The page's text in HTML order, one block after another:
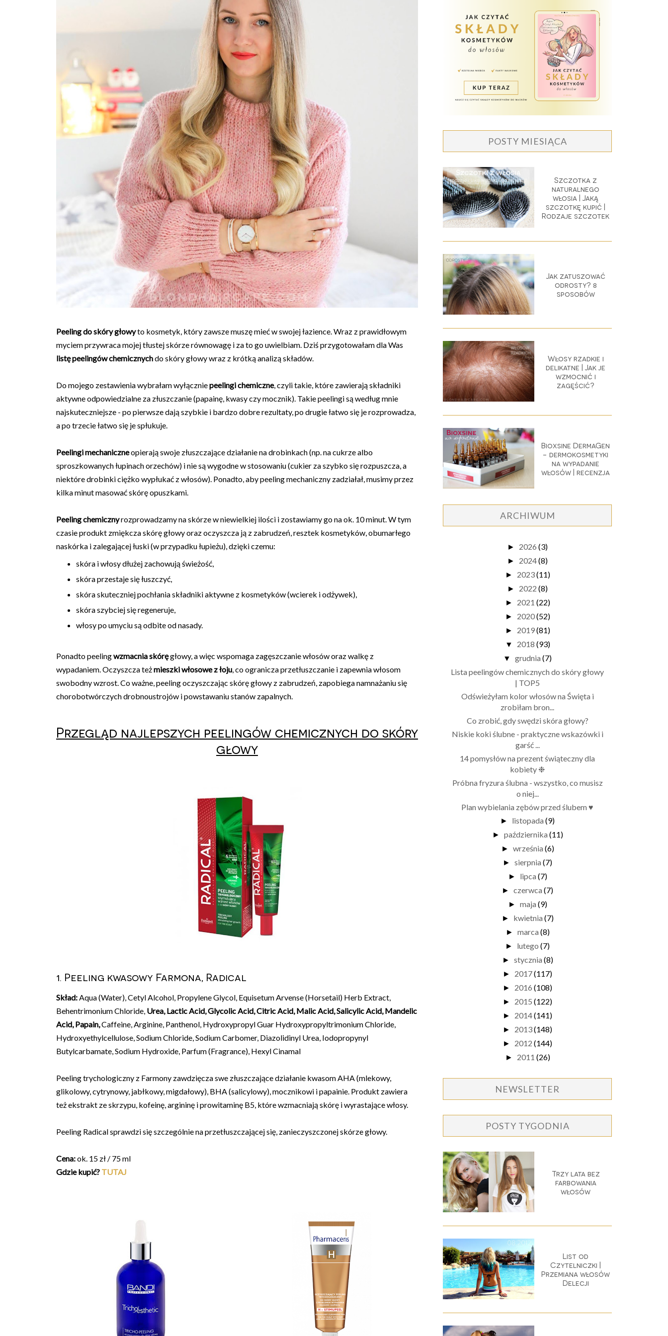
Peeling do skóry głowyto kosmetyk, który zawsze muszę mieć w swojej łazience. Wraz z prawidłowym
myciem przywraca mojej tłustej skórze równowagę i za to go uwielbiam. Dziś przygotowałam dla Was
listę peelingów chemicznychdo skóry głowy wraz z krótką analizą składów.
Do mojego zestawienia wybrałam wyłączniepeelingi chemiczne, czyli takie, które zawierają składniki
aktywne odpowiedzialne za złuszczanie (papainę, kwasy czy mocznik). Takie peelingi są według mnie
najskuteczniejsze - po pierwsze dają szybkie i bardzo dobre rezultaty, po drugie łatwo się je rozprowadza,
a po trzecie łatwo się je spłukuje.
Peelingi mechaniczneopierają swoje złuszczające działanie na drobinkach (np. na cukrze albo
sproszkowanych łupinach orzechów) i nie są wygodne w stosowaniu (cukier za szybko się rozpuszcza, a
niektóre drobinki ciężko wypłukać z włosów). Ponadto, aby peeling mechaniczny zadziałał, musimy przez
kilka minut masować skórę opuszkami.
Peeling chemicznyrozprowadzamy na skórze w niewielkiej ilości i zostawiamy go na ok. 10 minut. W tym
czasie produkt zmiękcza skórę głowy oraz oczyszcza ją z zabrudzeń, resztek kosmetyków, obumarłego
naskórka i zalegającej łuski (w przypadku łupieżu), dzięki czemu:
skóra i włosy dłużej zachowują świeżość,
skóra przestaje się łuszczyć,
skóra skuteczniej pochłania składniki aktywne z kosmetyków (wcierek i odżywek),
skóra szybciej się regeneruje,
włosy po umyciu są odbite od nasady.
Ponadto peelingwzmacnia skóręgłowy, a więc wspomaga zagęszczanie włosów oraz walkę z
wypadaniem. Oczyszcza teżmieszki włosowe z łoju , co ogranicza przetłuszczanie i zapewnia włosom
swobodny wzrost. Co ważne, peeling oczyszczając skórę głowy z zabrudzeń, zapobiega namnażaniu się
chorobotwórczych drobnoustrojów i powstawaniu stanów zapalnych.
Przegląd najlepszych peelingów chemicznych do skóry
głowy
1. Peeling kwasowy Farmona, Radical
Skład: Aqua (Water), Cetyl Alcohol, Propylene Glycol, Equisetum Arvense (Horsetail) Herb Extract,
Behentrimonium Chloride, Urea, Lactic Acid, Glycolic Acid, Citric Acid, Malic Acid, Salicylic Acid, Mandelic
Acid, Papain,Caffeine, Arginine, Panthenol, Hydroxypropyl Guar Hydroxypropyltrimonium Chloride,
Hydroxyethylcellulose, Sodium Chloride, Sodium Carbomer, Diazolidinyl Urea, Iodopropynyl
Butylcarbamate, Sodium Hydroxide, Parfum (Fragrance), Hexyl Cinamal
Peeling trychologiczny z Farmony zawdzięcza swe złuszczające działanie kwasom AHA (mlekowy,
glikolowy, cytrynowy, jabłkowy, migdałowy), BHA (salicylowy), mocznikowi i papainie. Produkt zawiera
też ekstrakt ze skrzypu, kofeinę, argininę i prowitaminę B5, które wzmacniają skórę i wyrastające włosy.
Peeling Radical sprawdzi się szczególnie na przetłuszczającej się, zanieczyszczonej skórze głowy.
Cena:ok. 15 zł / 75 ml
Gdzie kupić? TUTAJ
POSTY MIESIĄCA
Szczotka z
naturalnego
włosia | Jaką
szczotkę kupić |
Rodzaje szczotek
Jak zatuszować
odrosty? 8
sposobów
Włosy rzadkie i
delikatne | Jak je
wzmocnić i
zagęścić?
Bioxsine DermaGen
- dermokosmetyki
na wypadanie
włosów | recenzja
ARCHIWUM
► 2026 (3)
► 2024(8)
► 2023(11)
► 2022 (8)
► 2021 (22)
► 2020(52)
► 2019(81)
▼ 2018 (93)
▼ grudnia (7)
Lista peelingów chemicznych do skóry głowy
| TOP5
Odświeżyłam kolor włosów na Święta i
zrobiłam bron...
Co zrobić, gdy swędzi skóra głowy?
Niskie koki ślubne - praktyczne wskazówki i
garść ...
14 pomysłów na prezent świąteczny dla
kobiety ❉
Próbna fryzura ślubna - wszystko, co musisz
o niej...
Plan wybielania zębów przed ślubem ♥
► listopada (9)
► października (11)
► września (6)
► sierpnia (7)
► lipca (7)
► czerwca (7)
► maja (9)
► kwietnia (7)
► marca (8)
► lutego (7)
► stycznia (8)
► 2017(117)
► 2016 (108)
► 2015 (122)
► 2014(141)
► 2013(148)
► 2012 (144)
► 2011 (26)
NEWSLETTER
POSTY TYGODNIA
Trzy lata bez
farbowania
włosów
List od
Czytelniczki |
Przemiana włosów
Delecji